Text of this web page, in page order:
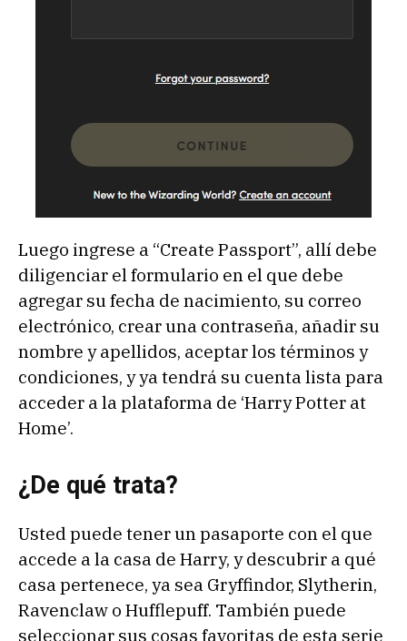
Luego ingrese a “Create Passport”, allí debe
diligenciar el formulario en el que debe
agregar su fecha de nacimiento, su correo
electrónico, crear una contraseña, añadir su
nombre y apellidos, aceptar los términos y
condiciones, y ya tendrá su cuenta lista para
acceder a la plataforma de ‘Harry Potter at
Home’.
¿De qué trata?
Usted puede tener un pasaporte con el que
accede a la casa de Harry, y descubrir a qué
casa pertenece, ya sea Gryffindor, Slytherin,
Ravenclaw o Hufflepuff. También puede
seleccionar sus cosas favoritas de esta serie